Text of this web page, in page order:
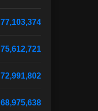
77,103,374
75,612,721
72,991,802
68,975,638